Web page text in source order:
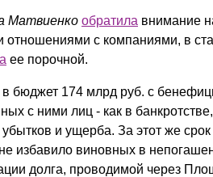
Матвиенко обратила внимание
отношениями с компаниями, в
ее порочной.
в бюджет 174 млрд руб. с
с ними лиц - как в банкротстве,
и ущерба. За этот же срок
избавило виновных в
долга, проводимой через